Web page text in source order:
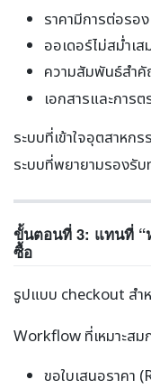
ราคามีการต่อรอง
ออเดอร์ไม่สม่ำเ
ความสัมพันธ์สำ
เอกสารและการ
ระบบที่เข้าใจอุตสาหก
ระบบที่พยายามรองรั
ขั้นตอนที่ 3: แทนที่ “
ซื้อ
รูปแบบ checkout สำ
Workflow ที่เหมาะสม
ขอใบเสนอราคา